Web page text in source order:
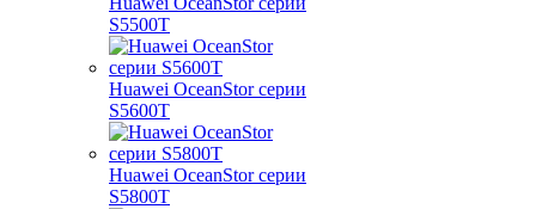
S5500T
Huawei OceanStor серии
S5600T
Huawei OceanStor серии
S5800T